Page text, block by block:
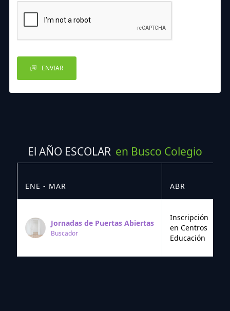
ENVIAR
El AÑO ESCOLAR en Busco Colegio
ENE - MAR ABR
Jornadas de Puertas Abiertas
Buscador
Inscripción
en Centros
Educación